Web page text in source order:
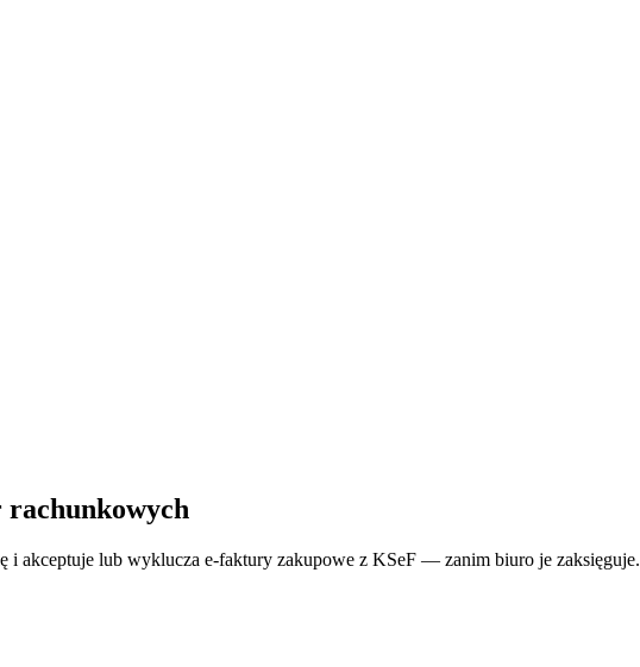
i akceptuje lub wyklucza e-faktury zakupowe z KSeF — zanim biuro je zaksięguje.